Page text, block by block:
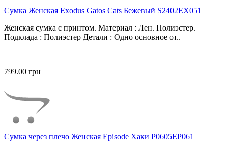
Сумка Женская Exodus Gatos Cats Бежевый S2402EX051
Женская сумка с принтом. Материал : Лен. Полиэстер.
Подклада : Полиэстер Детали : Одно основное от..
799.00 грн
Сумка через плечо Женская Episode Хаки P0605EP061